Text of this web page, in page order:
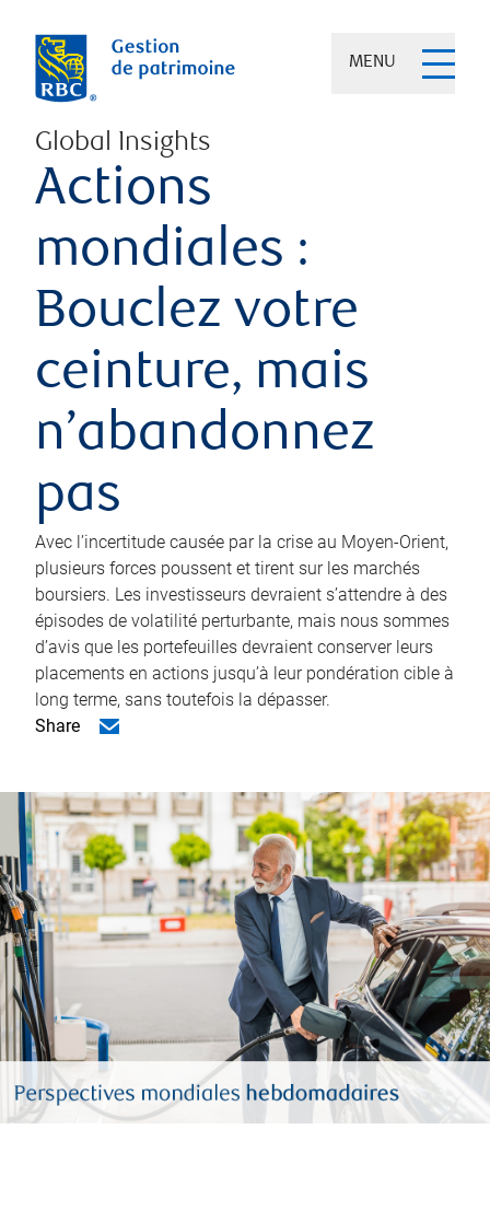
MENU
Global Insights
Actions
mondiales :
Bouclez votre
ceinture, mais
n’abandonnez
pas
Avec l’incertitude causée par la crise au Moyen-Orient,
plusieurs forces poussent et tirent sur les marchés
boursiers. Les investisseurs devraient s’attendre à des
épisodes de volatilité perturbante, mais nous sommes
d’avis que les portefeuilles devraient conserver leurs
placements en actions jusqu’à leur pondération cible à
long terme, sans toutefois la dépasser.
Share